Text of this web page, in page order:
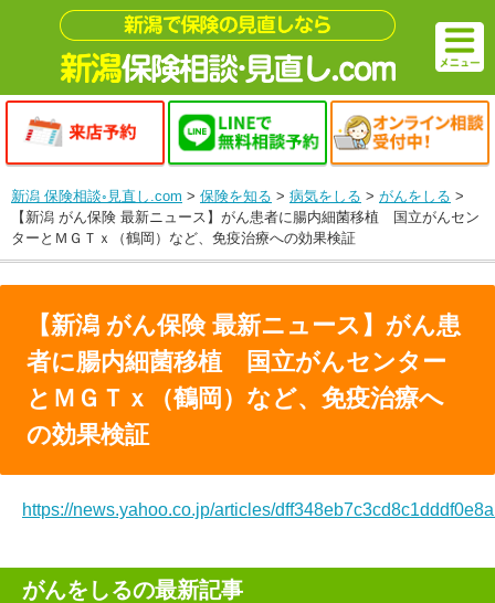
新潟 保険相談◦見直し.com > 保険を知る > 病気をしる > がんをしる >
【新潟 がん保険 最新ニュース】がん患者に腸内細菌移植 国立がんセン
ターとＭＧＴｘ（鶴岡）など、免疫治療への効果検証
【新潟 がん保険 最新ニュース】がん患
者に腸内細菌移植 国立がんセンター
とＭＧＴｘ（鶴岡）など、免疫治療へ
の効果検証
https://news.yahoo.co.jp/articles/
がんをしるの最新記事